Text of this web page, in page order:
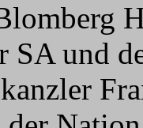
SA und